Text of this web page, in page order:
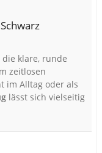
klare, runde
zeitlosen
im Alltag oder als
lässt sich vielseitig